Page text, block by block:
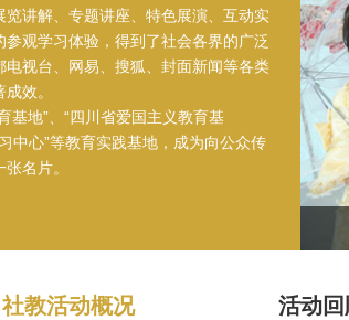
讲解、专题讲座、特色展演、互动实
观学习体验，得到了社会各界的广泛
视台、网易、搜狐、封面新闻等各类
效。
基地”、“四川省爱国主义教育基
中心”等教育实践基地，成为向公众传
名片。
社教活动概况 活动回